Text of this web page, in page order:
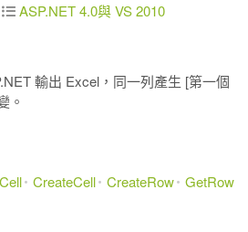
ASP.NET 4.0與 VS 2010
輸出 Excel，同一列產生 [第一個
。
Cell CreateCell CreateRow GetRow